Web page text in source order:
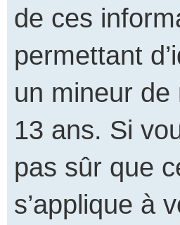
de ces
permettant
un mineur de
13 ans. Si
pas sûr que
s’applique à